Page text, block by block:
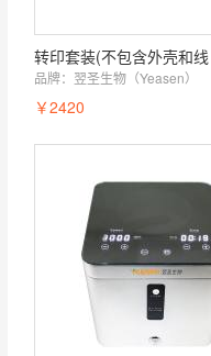
品牌： 翌圣生物（Yeasen）
￥2420